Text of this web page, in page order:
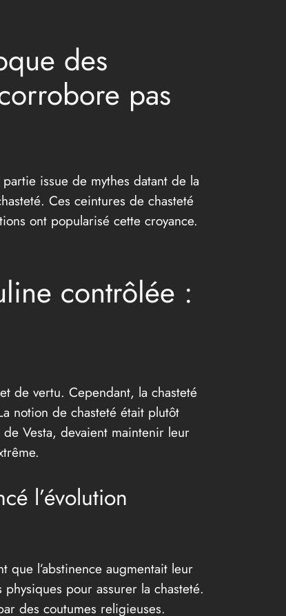
des
pas
issue de mythes datant de la
Ces ceintures de chasteté
ont popularisé cette croyance.
contrôlée :
de vertu. Cependant, la chasteté
notion de chasteté était plutôt
Vesta, devaient maintenir leur
l’évolution
que l’abstinence augmentait leur
pour assurer la chasteté.
des coutumes religieuses.